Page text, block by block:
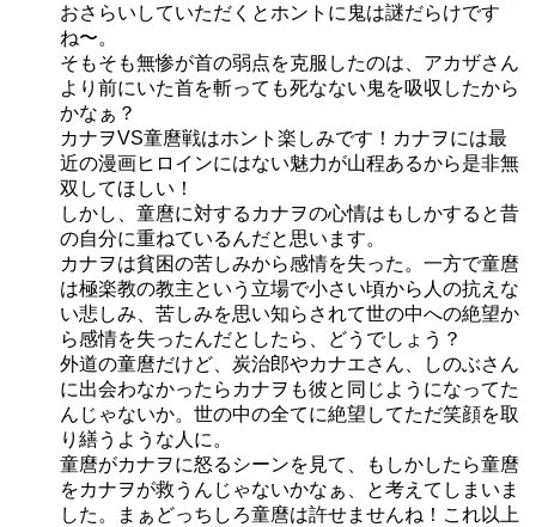
おさらいしていただくとホントに鬼は謎だらけです
ね〜。
そもそも無惨が首の弱点を克服したのは、アカザさん
より前にいた首を斬っても死なない鬼を吸収したから
かなぁ？
カナヲVS童麿戦はホント楽しみです！カナヲには最
近の漫画ヒロインにはない魅力が山程あるから是非無
双してほしい！
しかし、童麿に対するカナヲの心情はもしかすると昔
の自分に重ねているんだと思います。
カナヲは貧困の苦しみから感情を失った。一方で童麿
は極楽教の教主という立場で小さい頃から人の抗えな
い悲しみ、苦しみを思い知らされて世の中への絶望か
ら感情を失ったんだとしたら、どうでしょう？
外道の童麿だけど、炭治郎やカナエさん、しのぶさん
に出会わなかったらカナヲも彼と同じようになってた
んじゃないか。世の中の全てに絶望してただ笑顔を取
り繕うような人に。
童麿がカナヲに怒るシーンを見て、もしかしたら童麿
をカナヲが救うんじゃないかなぁ、と考えてしまいま
した。まぁどっちしろ童麿は許せませんね！これ以上